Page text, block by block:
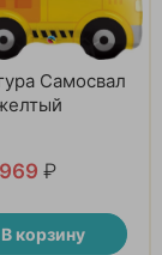
Самосвал
969 ₽
В корзину